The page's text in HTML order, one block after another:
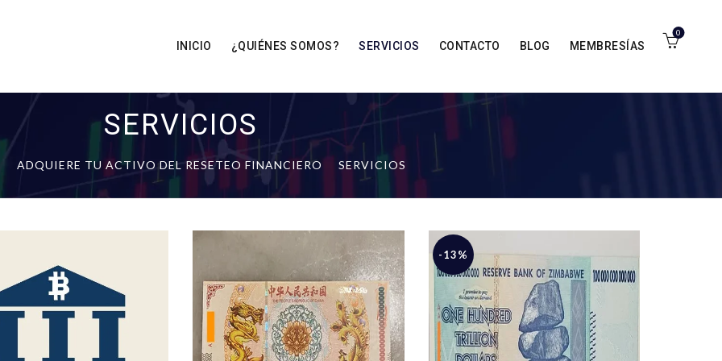
INICIO ¿QUIÉNES SOMOS? SERVICIOS CONTACTO BLOG MEMBRESÍAS
0
SERVICIOS
ADQUIERE TU ACTIVO DEL RESETEO FINANCIERO SERVICIOS
-13%